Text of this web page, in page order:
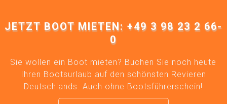
JETZT BOOT MIETEN: +49 3 98 23 2 66-
0
Sie wollen ein Boot mieten? Buchen Sie noch heute
Ihren Bootsurlaub auf den schönsten Revieren
Deutschlands. Auch ohne Bootsführerschein!